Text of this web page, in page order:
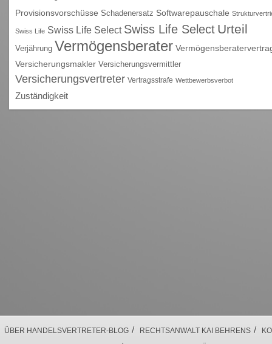
Provisionsvorschüsse Schadenersatz Softwarepauschale
Swiss Life Swiss Life Select Swiss Life Select Urteil
Verjährung Vermögensberater
Versicherungsmakler Versicherungsvermittler
Versicherungsvertreter Vertragsstrafe Wettbewerbsverbot
Zuständigkeit
ÜBER HANDELSVERTRETER-BLOG / RECHTSANWALT KAI BEHRENS /